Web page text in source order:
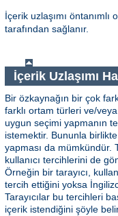
İçerik uzlaşımı öntanımlı
tarafından sağlanır.
İçerik Uzlaşımı
Bir özkaynağın bir çok
farklı ortam türleri ve/
uygun seçimi yapmanın
istemektir. Bununla
yapması da mümkündür.
kullanıcı tercihlerini de
Örneğin bir tarayıcı,
tercih ettiğini yoksa
Tarayıcılar bu tercihleri
içerik istendiğini şöyle